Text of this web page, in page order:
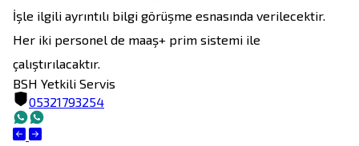
İşle ilgili ayrıntılı bilgi görüşme esnasında verilecektir.
Her iki personel de maaş+ prim sistemi ile
çalıştırılacaktır.
BSH Yetkili Servis
05321793254